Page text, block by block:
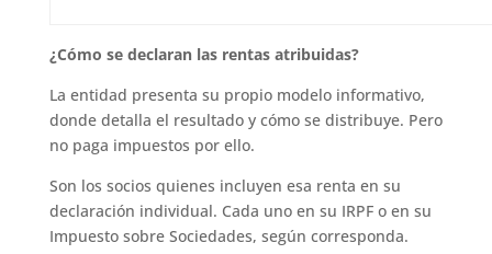
¿Cómo se declaran las rentas atribuidas?
La entidad presenta su propio modelo informativo,
donde detalla el resultado y cómo se distribuye. Pero
no paga impuestos por ello.
Son los socios quienes incluyen esa renta en su
declaración individual. Cada uno en su IRPF o en su
Impuesto sobre Sociedades, según corresponda.